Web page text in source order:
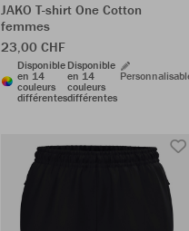
JAKO T-shirt One Cotton
femmes
23,00 CHF
Disponible
en 14
couleurs
différentes
Disponible
en 14
couleurs
différentes